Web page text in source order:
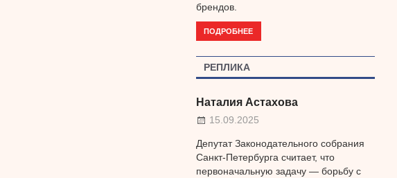
брендов.
ПОДРОБНЕЕ
РЕПЛИКА
Наталия Астахова
15.09.2025
Депутат Законодательного собрания
Санкт-Петербурга считает, что
первоначальную задачу — борьбу с